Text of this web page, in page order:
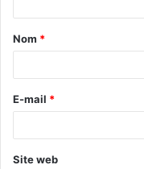
t
a
e
*
Nom *
E-mail *
Site web